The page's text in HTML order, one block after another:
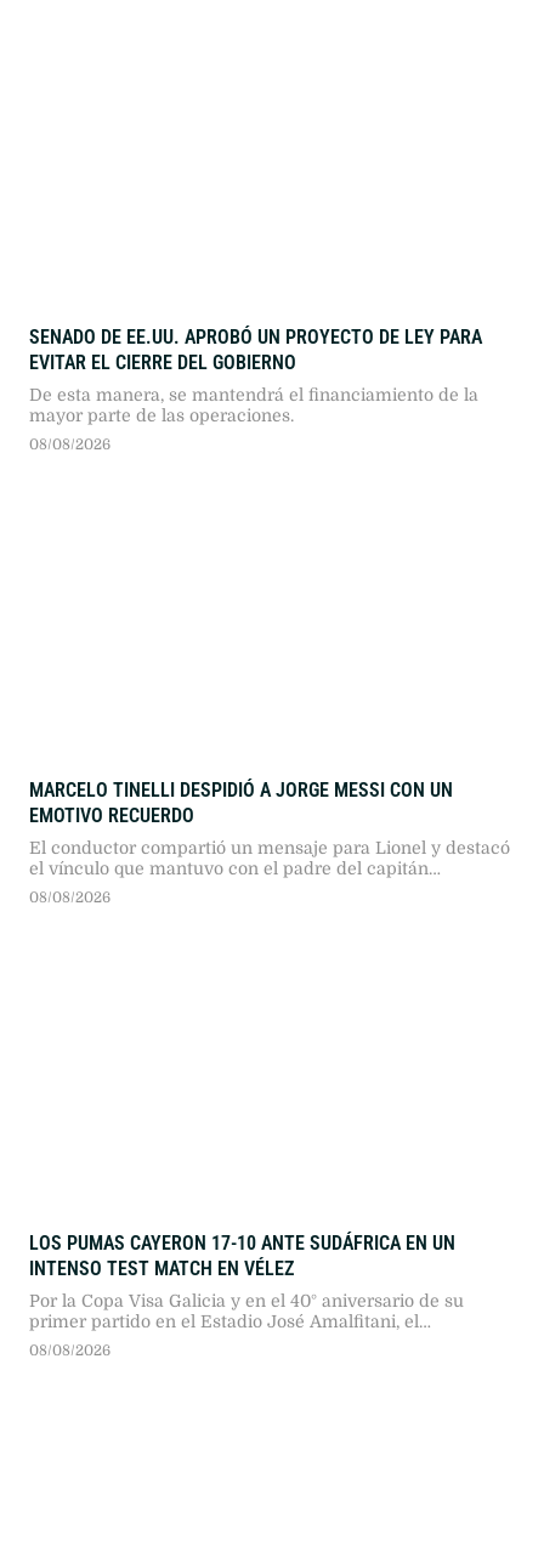
SENADO DE EE.UU. APROBÓ UN PROYECTO DE LEY PARA
EVITAR EL CIERRE DEL GOBIERNO
De esta manera, se mantendrá el financiamiento de la
mayor parte de las operaciones.
08/08/2026
MARCELO TINELLI DESPIDIÓ A JORGE MESSI CON UN
EMOTIVO RECUERDO
El conductor compartió un mensaje para Lionel y destacó
el vínculo que mantuvo con el padre del capitán
argentino.
08/08/2026
LOS PUMAS CAYERON 17-10 ANTE SUDÁFRICA EN UN
INTENSO TEST MATCH EN VÉLEZ
Por la Copa Visa Galicia y en el 40° aniversario de su
primer partido en el Estadio José Amalfitani, el
seleccionado argentino dio pelea ante los bicampeones
08/08/2026